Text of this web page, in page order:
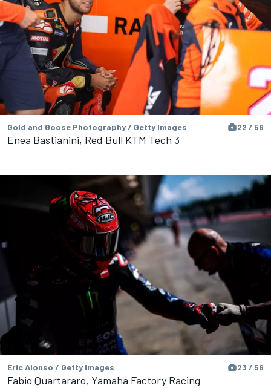
Gold and Goose Photography / Getty Images 22 / 58
Enea Bastianini, Red Bull KTM Tech 3
Eric Alonso / Getty Images 23 / 58
Fabio Quartararo, Yamaha Factory Racing